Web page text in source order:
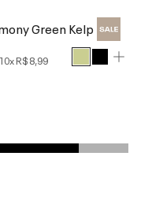
Green Kelp
10xR$ 8,99